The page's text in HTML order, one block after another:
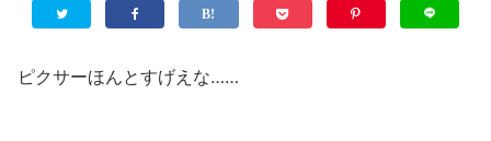
ピクサーほんとすげえな……